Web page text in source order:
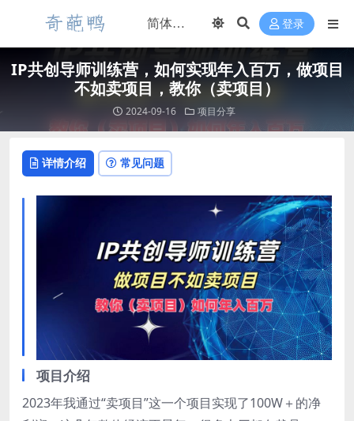
登录
IP共创导师训练营，如何实现年入百万，做项目
不如卖项目，教你（卖项目）
2024-09-16 项目分享
详情介绍 常见问题
项目介绍
2023年我通过“卖项目”这一个项目实现了100W＋的净